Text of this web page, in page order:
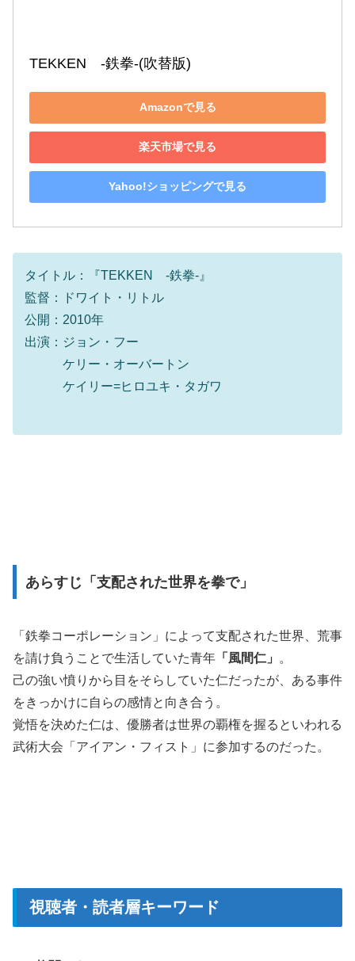
TEKKEN　-鉄拳-(吹替版)
Amazonで見る
楽天市場で見る
Yahoo!ショッピングで見る
タイトル：『TEKKEN -鉄拳-』
監督：ドワイト・リトル
公開：2010年
出演：ジョン・フー
ケリー・オーバートン
ケイリー=ヒロユキ・タガワ
あらすじ「支配された世界を拳で」
「鉄拳コーポレーション」によって支配された世界、荒事
を請け負うことで生活していた青年 「風間仁」
。
己の強い憤りから目をそらしていた仁だったが、ある事件
をきっかけに自らの感情と向き合う。
覚悟を決めた仁は、優勝者は世界の覇権を握るといわれる
武術大会「アイアン・フィスト」に参加するのだった。
視聴者・読者層キーワード